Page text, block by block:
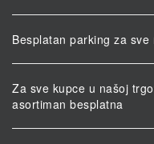
Besplatan parking za
Za sve kupce u našoj
asortiman besplatna